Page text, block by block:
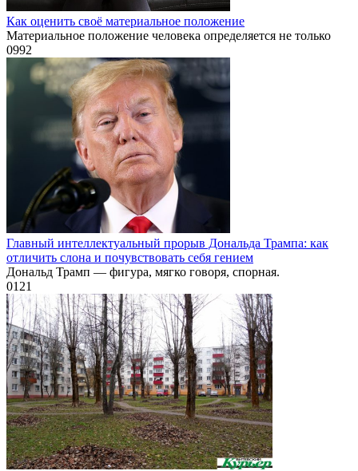
Как оценить своё материальное положение
Материальное положение человека определяется не только
0992
Главный интеллектуальный прорыв Дональда Трампа: как
отличить слона и почувствовать себя гением
Дональд Трамп — фигура, мягко говоря, спорная.
0121